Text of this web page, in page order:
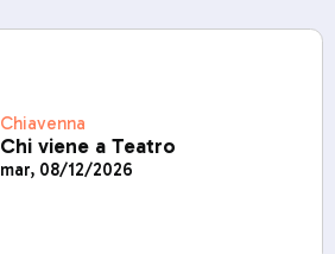
Chiavenna
Chi viene a Teatro
mar, 08/12/2026